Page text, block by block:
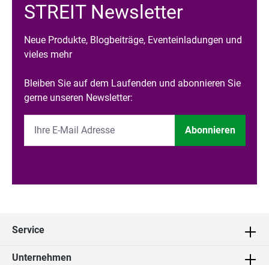
STREIT Newsletter
Neue Produkte, Blogbeiträge, Eventeinladungen und
vieles mehr
Bleiben Sie auf dem Laufenden und abonnieren Sie
gerne unseren Newsletter:
Abonnieren
Service
Unternehmen